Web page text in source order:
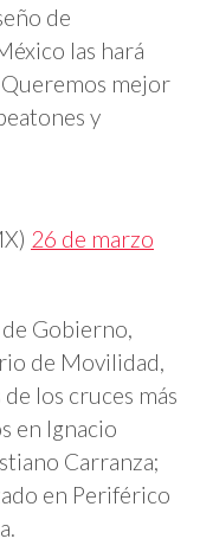
de
las hará
mejor
y
26 de marzo
Gobierno,
de Movilidad,
los cruces más
en Ignacio
Carranza;
en Periférico